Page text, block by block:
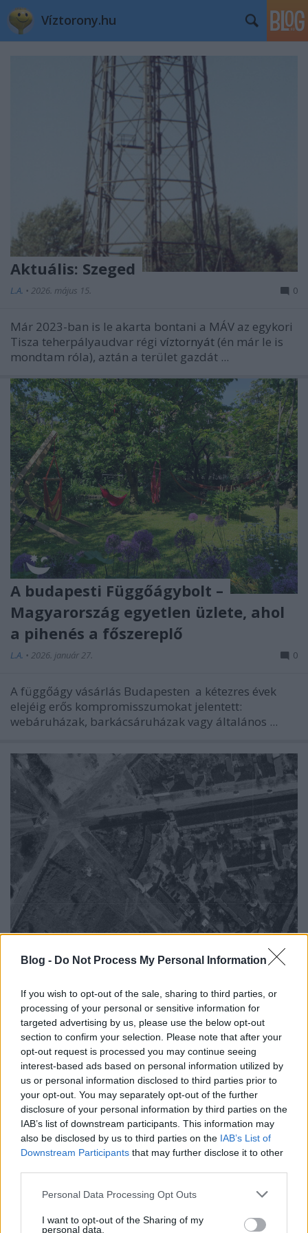
Blog - Do Not Process My Personal Information
If you wish to opt-out of the sale, sharing to third parties, or
processing of your personal or sensitive information for
targeted advertising by us, please use the below opt-out
section to confirm your selection. Please note that after your
opt-out request is processed you may continue seeing
interest-based ads based on personal information utilized by
us or personal information disclosed to third parties prior to
your opt-out. You may separately opt-out of the further
disclosure of your personal information by third parties on the
IAB’s list of downstream participants. This information may
also be disclosed by us to third parties on the IAB’s List of
Downstream Participants that may further disclose it to other
Please note that this website/app uses one or more Google
not limited to your visit or usage behaviour. You may click to
Personal Data Processing Opt Outs
I want to opt-out of the Sharing of my
personal data.
Víztorony.hu
Aktuális: Szeged
L.A. • 2026. május 15. 0
Már 2023-ban is le akarta bontani a MÁV az egykori
Tisza teherpályaudvar régi víztornyát (én már le is
mondtam róla), aztán a terület gazdát ...
A budapesti Függőágybolt –
Magyarország egyetlen üzlete, ahol
a pihenés a főszereplő
L.A. • 2026. január 27. 0
Afüggőágy vásárlás Budapesten a kétezres évek
elejéig erős kompromisszumokat jelentett:
webáruházak, barkácsáruházak vagy általános ...
Nyomozzunk együtt!
L.A.• 2025. november 16.
UPDATE 2025. november 16. tehát újabb 5 év kellett,
hogy meglegyen a végleges hely.
Annyi történt, hogy ismét ránéztem afentrol.hu
mert nem ...
Mi legyen?
L.A.•2025. április 02.
ahogy anno készült, nem fog tovább menni, mert